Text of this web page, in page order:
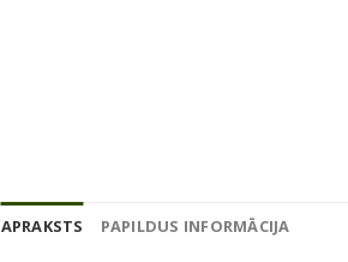
APRAKSTS PAPILDUS INFORMĀCIJA